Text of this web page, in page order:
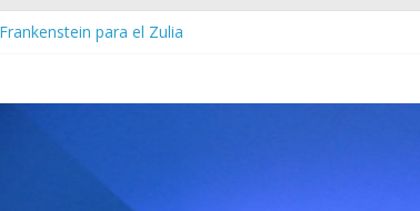
para el Zulia
en Colombia por robarse un taxi
y funcionarios del Cicpc detenidos en las últimas horas